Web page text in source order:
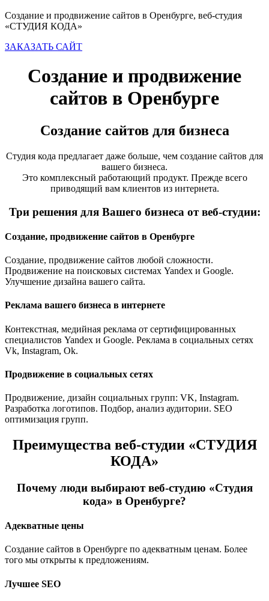
Создание и продвижение сайтов в Оренбурге, веб-студия
«СТУДИЯ КОДА»
ЗАКАЗАТЬ САЙТ
Создание и продвижение
сайтов в Оренбурге
Создание сайтов для бизнеса
Студия кода предлагает даже больше, чем создание сайтов для
вашего бизнеса.
Это комплексный работающий продукт. Прежде всего
приводящий вам клиентов из интернета.
Три решения для Вашего бизнеса от веб-студии:
Создание, продвижение сайтов в Оренбурге
Создание, продвижение сайтов любой сложности.
Продвижение на поисковых системах Yandex и Google.
Улучшение дизайна вашего сайта.
Реклама вашего бизнеса в интернете
Контекстная, медийная реклама от сертифицированных
специалистов Yandex и Google. Реклама в социальных сетях
Vk, Instagram, Ok.
Продвижение в социальных сетях
Продвижение, дизайн социальных групп: VK, Instagram.
Разработка логотипов. Подбор, анализ аудитории. SEO
оптимизация групп.
Преимущества веб-студии «СТУДИЯ
КОДА»
Почему люди выбирают веб-студию «Студия
кода» в Оренбурге?
Адекватные цены
Создание сайтов в Оренбурге по адекватным ценам. Более
того мы открыты к предложениям.
Лучшее SEO